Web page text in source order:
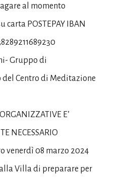
al momento
carta POSTEPAY IBAN
Gruppo di
Centro di Meditazione
E’
NECESSARIO
venerdì 08 marzo 2024
Villa di preparare per